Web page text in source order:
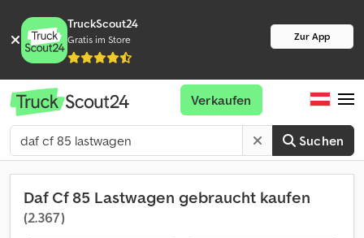
TruckScout24
Gratis im Store Zur App
Suchen
Verkaufen
Daf Cf 85 Lastwagen gebraucht kaufen
(2.367)